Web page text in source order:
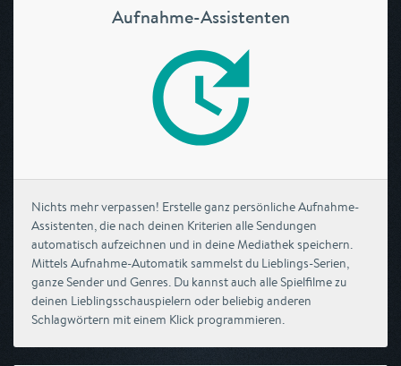
Aufnahme-Assistenten
Nichts mehr verpassen! Erstelle ganz persönliche Aufnahme-
Assistenten, die nach deinen Kriterien alle Sendungen
automatisch aufzeichnen und in deine Mediathek speichern.
Mittels Aufnahme-Automatik sammelst du Lieblings-Serien,
ganze Sender und Genres. Du kannst auch alle Spielfilme zu
deinen Lieblingsschauspielern oder beliebig anderen
Schlagwörtern mit einem Klick programmieren.